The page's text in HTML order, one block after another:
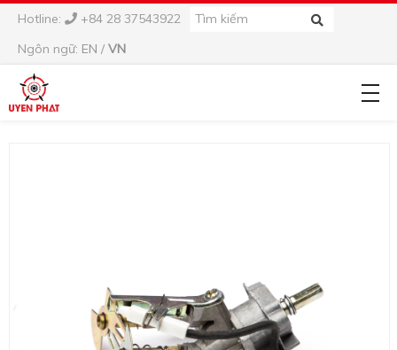
Hotline:
+84 28 37543922
Ngôn ngữ: EN / VN